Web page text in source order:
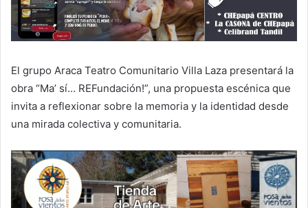
El grupo Araca Teatro Comunitario Villa Laza presentará la
obra “Ma’ sí… REFundación!”, una propuesta escénica que
invita a reflexionar sobre la memoria y la identidad desde
una mirada colectiva y comunitaria.